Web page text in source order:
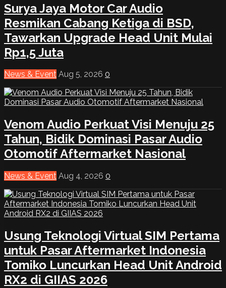
Surya Jaya Motor Car Audio
Resmikan Cabang Ketiga di BSD,
Tawarkan Upgrade Head Unit Mulai
Rp1,5 Juta
News & Event Aug 5, 2026 0
Venom Audio Perkuat Visi Menuju 25
Tahun, Bidik Dominasi Pasar Audio
Otomotif Aftermarket Nasional
News & Event Aug 4, 2026 0
Usung Teknologi Virtual SIM Pertama
untuk Pasar Aftermarket Indonesia
Tomiko Luncurkan Head Unit Android
RX2 di GIIAS 2026